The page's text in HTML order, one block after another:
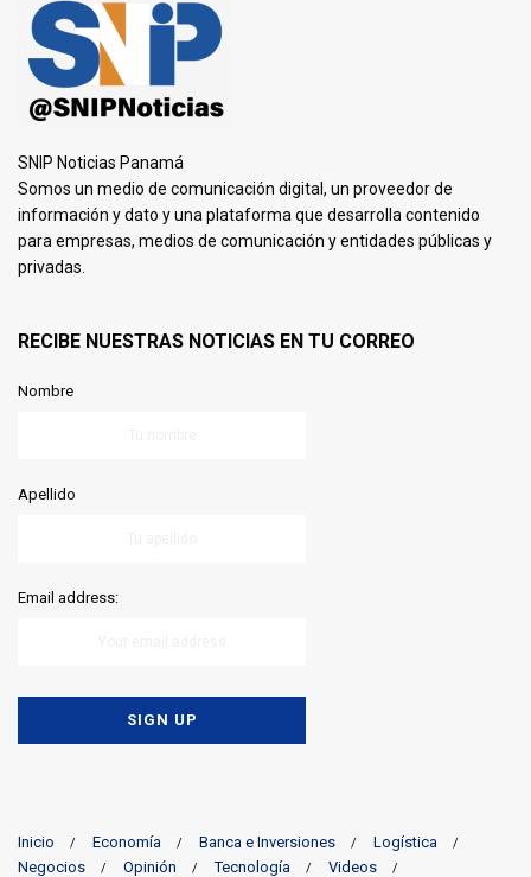
SNIP Noticias Panamá
Somos un medio de comunicación digital, un proveedor de
información y dato y una plataforma que desarrolla contenido
para empresas, medios de comunicación y entidades públicas y
privadas.
RECIBE NUESTRAS NOTICIAS EN TU CORREO
Nombre
Apellido
Email address:
Inicio Economía Banca e Inversiones
Logística
Negocios
Opinión Tecnología Videos